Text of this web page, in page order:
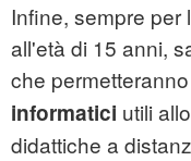
Infine, sempre per
all'età di 15 anni,
che
informatici utili
didattiche a